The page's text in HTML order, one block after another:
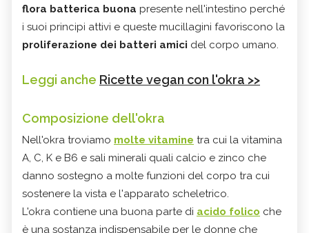
flora batterica buona presente nell'intestino perché
i suoi principi attivi e queste mucillagini favoriscono la
proliferazione dei batteri amici del corpo umano.
Leggi anche Ricette vegan con l'okra >>
Composizione dell'okra
Nell'okra troviamo molte vitamine tra cui la vitamina
A, C, K e B6 e sali minerali quali calcio e zinco che
danno sostegno a molte funzioni del corpo tra cui
sostenere la vista e l'apparato scheletrico.
L'okra contiene una buona parte di acido folico che
è una sostanza indispensabile per le donne che